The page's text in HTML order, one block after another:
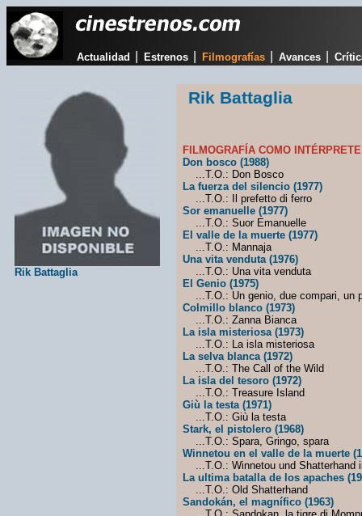
Actualidad Estrenos Filmografías Avances
Rik Battaglia
Rik Battaglia
FILMOGRAFÍA COMO
Don bosco (1988)
...T.O.: Don Bosco
La fuerza del silencio (1977)
...T.O.: Il prefetto di ferro
Sor emanuelle (1977)
...T.O.: Suor Emanuelle
El valle de la muerte (1977)
...T.O.: Mannaja
Una vita venduta (1976)
...T.O.: Una vita venduta
El Genio (1975)
...T.O.: Un genio, due compari, un
Colmillo blanco (1973)
...T.O.: Zanna Bianca
La isla misteriosa (1973)
...T.O.: La isla misteriosa
La selva blanca (1972)
...T.O.: The Call of the Wild
La isla del tesoro (1972)
...T.O.: Treasure Island
Giù la testa (1971)
...T.O.: Giù la testa
Stark, el pistolero (1968)
...T.O.: Spara, Gringo, spara
Winnetou en el valle de la muerte
...T.O.: Winnetou und Shatterhand
La ultima batalla de los apaches
...T.O.: Old Shatterhand
Sandokán, el magnífico (1963)